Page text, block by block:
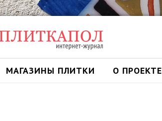
МАГАЗИНЫ ПЛИТКИ О ПРОЕКТЕ